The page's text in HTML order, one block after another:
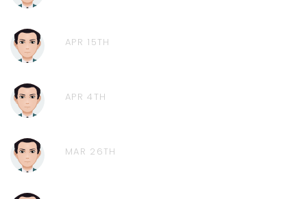
APR 15TH
APR 4TH
MAR 26TH